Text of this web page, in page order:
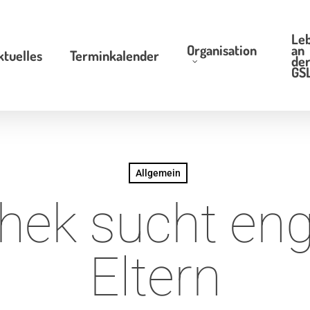
Terminkalender Organisation an
der
Allgemein
sucht
Eltern